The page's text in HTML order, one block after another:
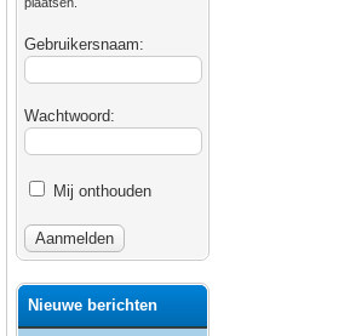
Gebruikersnaam:
Wachtwoord:
Mij onthouden
Nieuwe berichten